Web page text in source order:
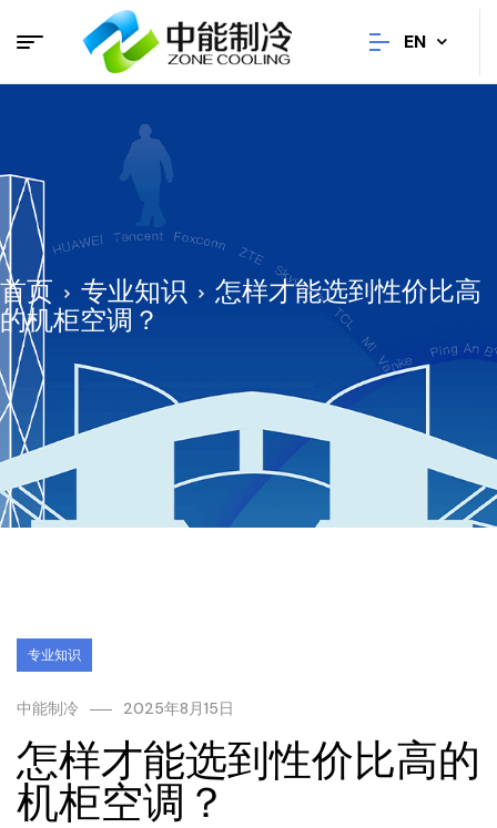
EN
首页 专业知识
怎样才能选到性价比高
的机柜空调？
专业知识
中能制冷 2025年8月15日
怎样才能选到性价比高的
机柜空调？